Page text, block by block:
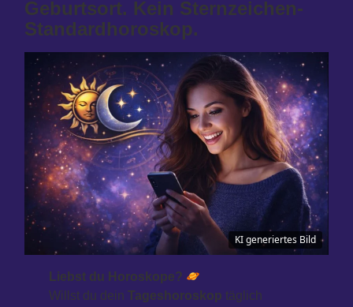
Geburtsort. Kein Sternzeichen-
Standardhoroskop.
Liebst du Horoskope?
Willst du dein Tageshoroskop täglich
KI generiertes Bild